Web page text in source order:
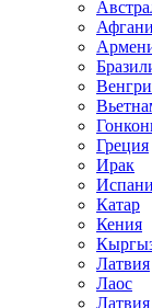
Греция
Ирак
Катар
Кения
Латвия
Лаос
Латвия